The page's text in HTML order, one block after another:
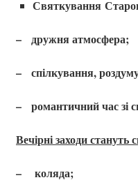
Святкування
– дружня атмосфера;
– спілкування,
– романтичний час зі
Вечірні заходи
– коляда;